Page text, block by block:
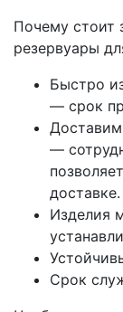
Почему стоит
резервуары
Быстро
— срок
—
доставке.
Изделия
Срок